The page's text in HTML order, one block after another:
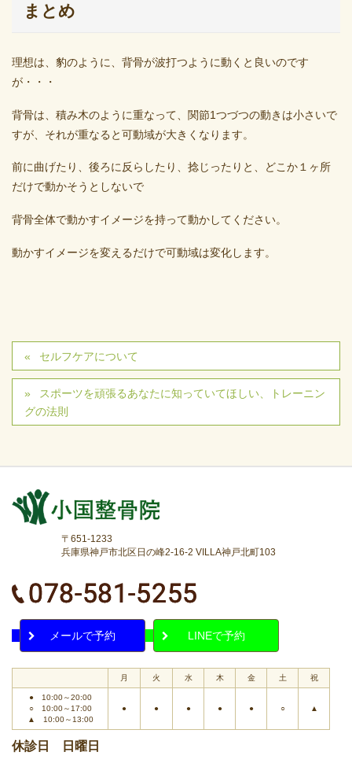
まとめ
理想は、豹のように、背骨が波打つように動くと良いのです
が・・・
背骨は、積み木のように重なって、関節1つづつの動きは小さいで
すが、それが重なると可動域が大きくなります。
前に曲げたり、後ろに反らしたり、捻じったりと、どこか１ヶ所
だけで動かそうとしないで
背骨全体で動かすイメージを持って動かしてください。
動かすイメージを変えるだけで可動域は変化します。
セルフケアについて
スポーツを頑張るあなたに知っていてほしい、トレーニン
グの法則
〒651-1233
兵庫県神戸市北区日の峰2-16-2 VILLA神戸北町103
メールで予約 LINEで予約
月 火 水 木 金 土 祝
● 10:00～20:00
○ 10:00～17:00
▲ 10:00～13:00
● ● ● ● ● ○ ▲
休診日 日曜日